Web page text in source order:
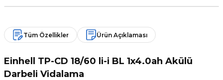
Tüm Özellikler Ürün Açıklaması
Einhell TP-CD 18/60 li-i BL 1x4.0ah Akülü
Darbeli Vidalama